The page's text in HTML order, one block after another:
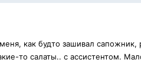
как будто зашивал сапожник,
то салаты.. с ассистентом.